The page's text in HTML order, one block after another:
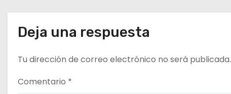
d
Deja una respuesta
Tu dirección de correo electrónico no será publicada.
Comentario *